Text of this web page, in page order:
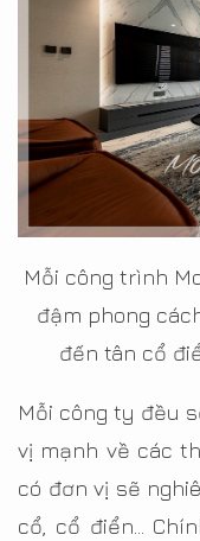
Mỗi công trình
đậm phong
đến tân cổ
Mỗi công ty đều
vị mạnh về các
có đơn vị sẽ
cổ, cổ điển…